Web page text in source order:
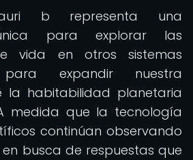
b representa una
para explorar las
vida en otros sistemas
expandir nuestra
la habitabilidad planetaria
medida que la tecnología
continúan observando
busca de respuestas que